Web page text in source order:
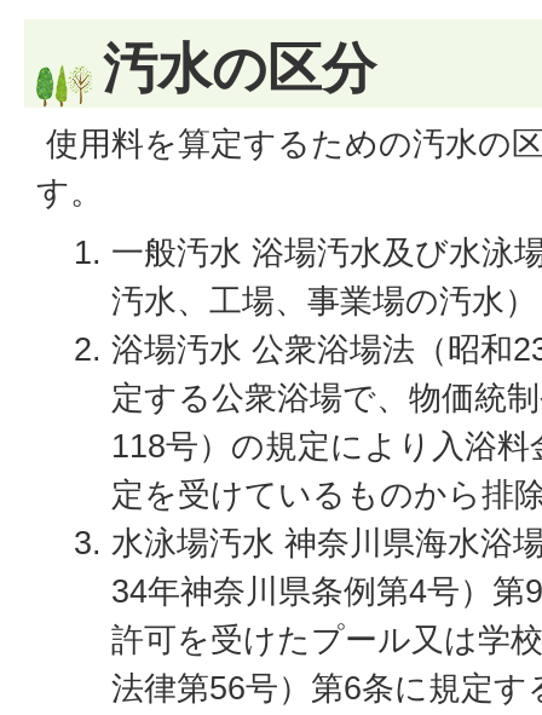
汚水の区分
使用料を算定するための汚水の
す。
一般汚水 浴場汚水及び水泳
汚水、工場、事業場の汚水）
浴場汚水 公衆浴場法（昭和
定する公衆浴場で、物価統
118号）の規定により入浴
定を受けているものから排
水泳場汚水 神奈川県海水浴
34年神奈川県条例第4号）
許可を受けたプール又は学
法律第56号）第6条に規定